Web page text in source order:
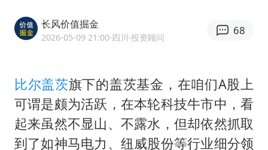
我国货物贸易进出口超30万亿元
四川宜宾市高县发生4.9级地震
东航新规：提前14天可免费退改签
年内第一高价股今日打新
长风价值掘金
2026-05-09 21:00·四川·投资顾问
68
比尔盖茨旗下的盖茨基金，在咱们A股上
可谓是颇为活跃，在本轮科技牛市中，看
起来虽然不显山、不露水，但却依然抓取
到了如神马电力、纽威股份等行业细分领